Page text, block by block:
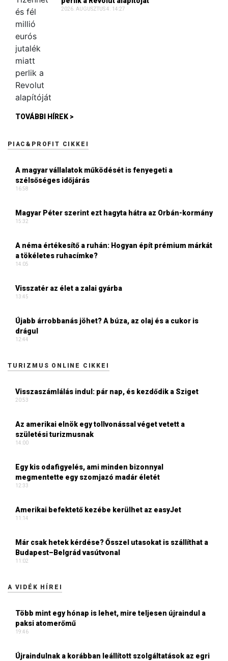
2026. AUGUSZTUS 4. 14:27
TOVÁBBI HÍREK >
PIAC&PROFIT CIKKEI
A magyar vállalatok működését is fenyegeti a
szélsőséges időjárás
16:58
Magyar Péter szerint ezt hagyta hátra az Orbán-kormány
15:32
A néma értékesítő a ruhán: Hogyan épít prémium márkát
a tökéletes ruhacímke?
14:05
Visszatér az élet a zalai gyárba
13:45
Újabb árrobbanás jöhet? A búza, az olaj és a cukor is
drágul
12:44
TURIZMUS ONLINE CIKKEI
Visszaszámlálás indul: pár nap, és kezdődik a Sziget
20:53
Az amerikai elnök egy tollvonással véget vetett a
születési turizmusnak
14:00
Egy kis odafigyelés, ami minden bizonnyal
megmentette egy szomjazó madár életét
12:33
Amerikai befektető kezébe kerülhet az easyJet
11:14
Már csak hetek kérdése? Ősszel utasokat is szállíthat a
Budapest–Belgrád vasútvonal
11:02
A VIDÉK HÍREI
Több mint egy hónap is lehet, mire teljesen újraindul a
paksi atomerőmű
19:46
Újraindulnak a korábban leállított szolgáltatások az egri